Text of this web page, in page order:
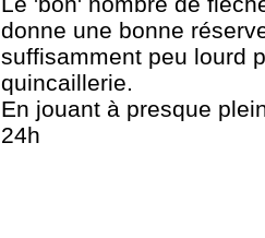
donne une bonne
suffisamment peu lourd
quincaillerie.
En jouant à presque
24h